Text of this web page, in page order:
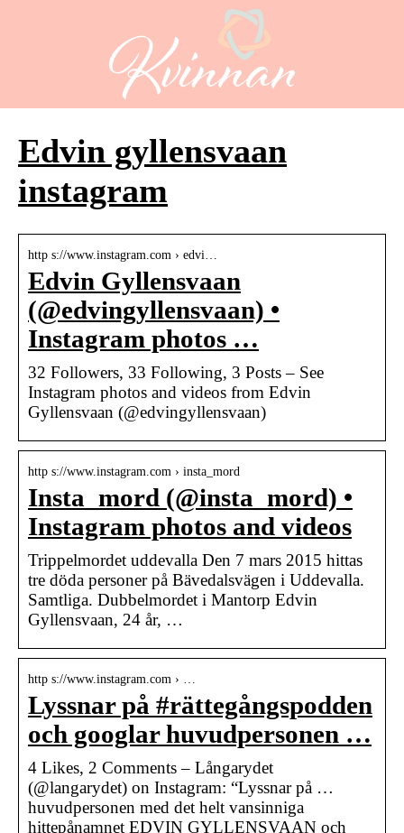
Edvin gyllensvaan
instagram
http s://www.instagram.com › edvi…
Edvin Gyllensvaan
(@edvingyllensvaan) •
Instagram photos …
32 Followers, 33 Following, 3 Posts – See
Instagram photos and videos from Edvin
Gyllensvaan (@edvingyllensvaan)
http s://www.instagram.com › insta_mord
Insta_mord (@insta_mord) •
Instagram photos and videos
Trippelmordet uddevalla Den 7 mars 2015 hittas
tre döda personer på Bävedalsvägen i Uddevalla.
Samtliga. Dubbelmordet i Mantorp Edvin
Gyllensvaan, 24 år, …
http s://www.instagram.com › …
Lyssnar på #rättegångspodden
och googlar huvudpersonen …
4 Likes, 2 Comments – Långarydet
(@langarydet) on Instagram: “Lyssnar på …
huvudpersonen med det helt vansinniga
hittepånamnet EDVIN GYLLENSVAAN och